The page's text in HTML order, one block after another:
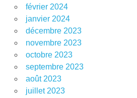
février 2024
janvier 2024
décembre 2023
novembre 2023
octobre 2023
septembre 2023
août 2023
juillet 2023